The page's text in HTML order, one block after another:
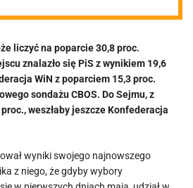
liczyć na poparcie 30,8 proc.
znalazło się PiS z wynikiem 19,6
WiN z poparciem 15,3 proc.
sondażu CBOS. Do Sejmu, z
weszłaby jeszcze Konfederacja
wyniki swojego najnowszego
z niego, że gdyby wybory